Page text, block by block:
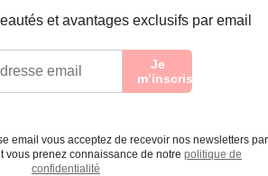
et avantages exclusifs par email
Je
m’inscris
email vous acceptez de recevoir nos newsletters par
vous prenez connaissance de notre politique de
confidentialité